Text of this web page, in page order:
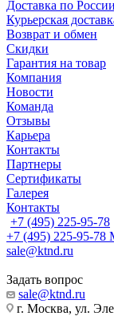
Доставка по России
Курьерская
Возврат и обмен
Скидки
Гарантия на товар
Компания
Новости
Команда
Отзывы
Карьера
Контакты
Партнеры
Сертификаты
Галерея
Контакты
+7 (495) 225-95-78
+7 (495) 225-95-78
sale@ktnd.ru
Задать вопрос
sale@ktnd.ru
г. Москва, ул.